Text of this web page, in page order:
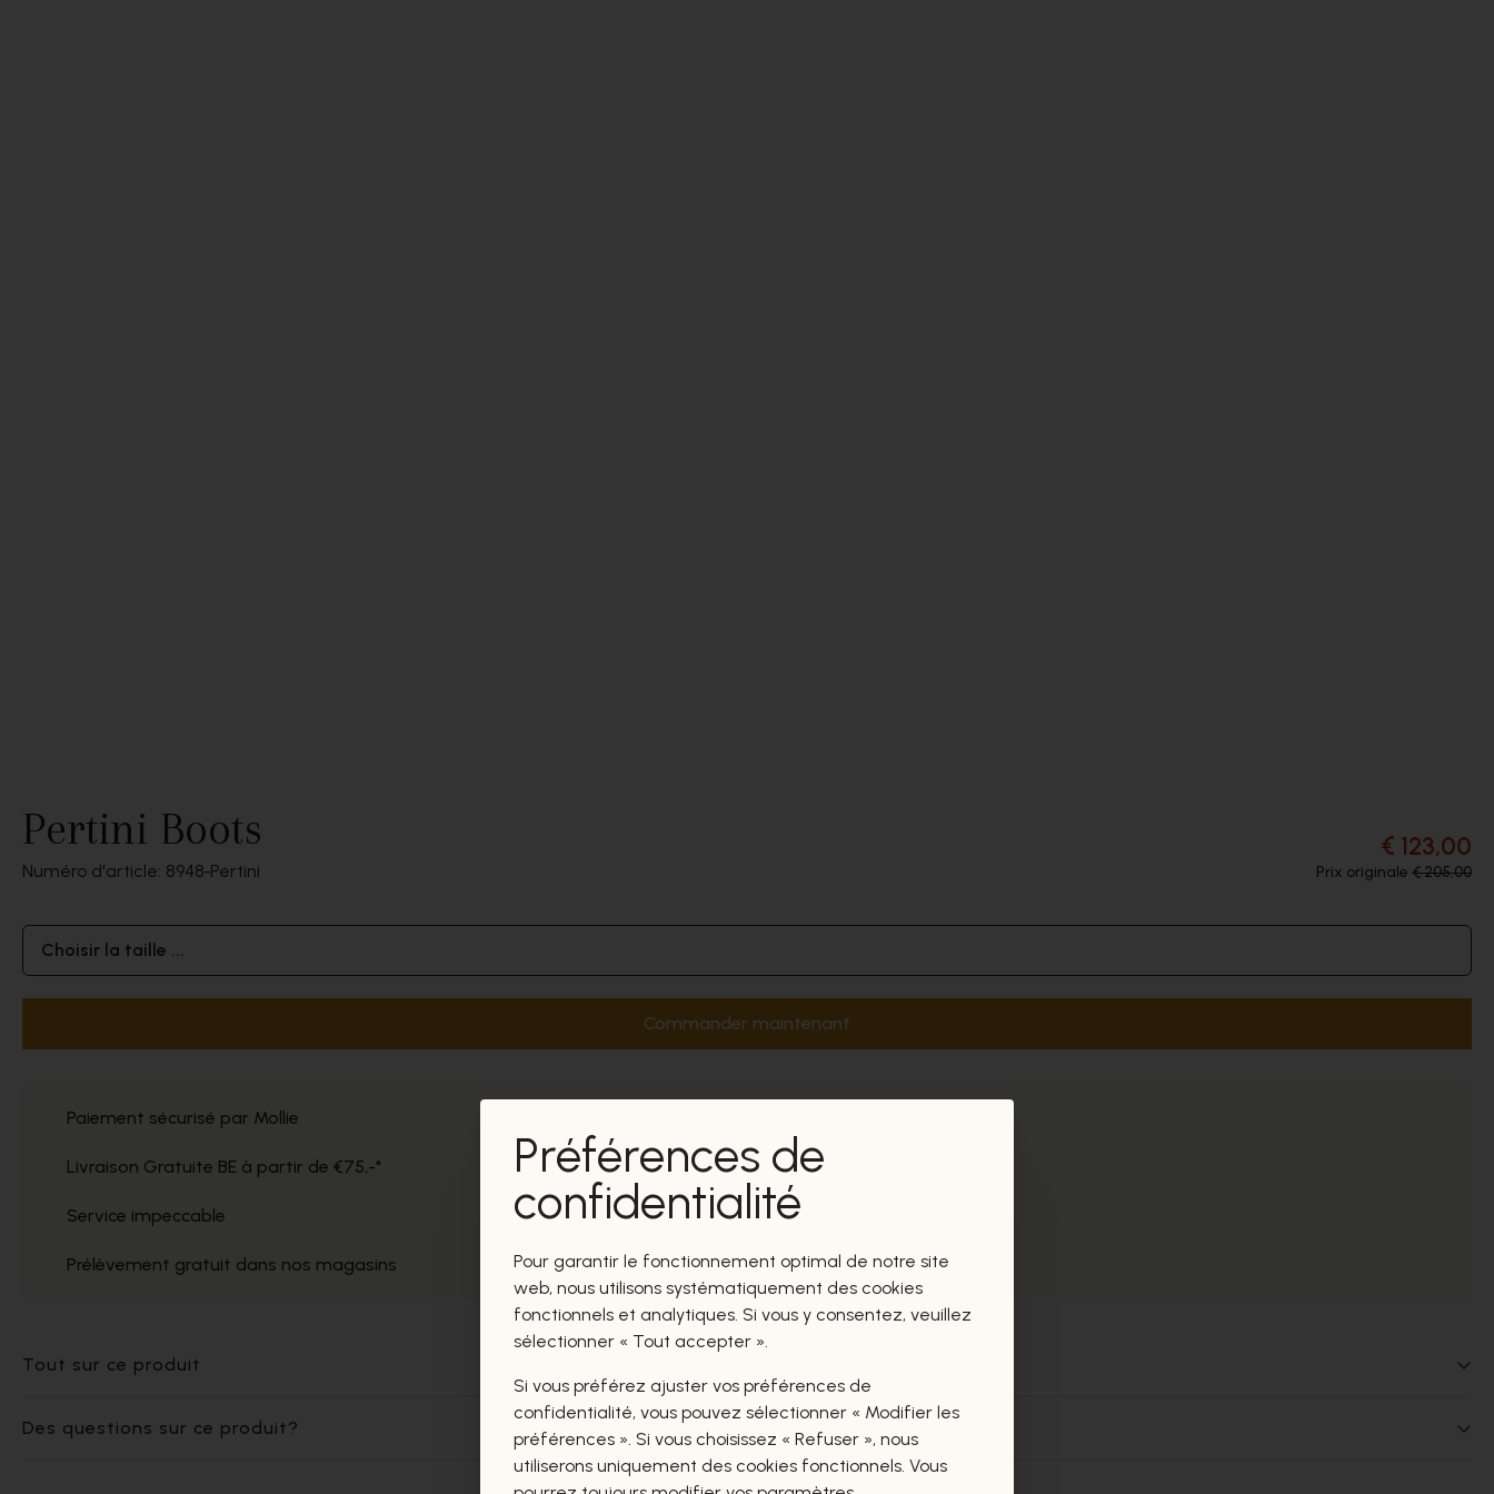
Pertini Boots
Numéro d'article: 8948 Pertini
€ 123,00
Prix originale € 205,00
Choisir la taille ...
Commander maintenant
Paiement sécurisé par Mollie
Livraison Gratuite BE à partir de €75,-*
Service impeccable
Prélèvement gratuit dans nos magasins
Tout sur ce produit
Des questions sur ce produit?
Préférences de
confidentialité
Pour garantir le fonctionnement optimal de notre site
web, nous utilisons systématiquement des cookies
fonctionnels et analytiques. Si vous y consentez, veuillez
sélectionner « Tout accepter ».
Si vous préférez ajuster vos préférences de
confidentialité, vous pouvez sélectionner « Modifier les
préférences ». Si vous choisissez « Refuser », nous
utiliserons uniquement des cookies fonctionnels. Vous